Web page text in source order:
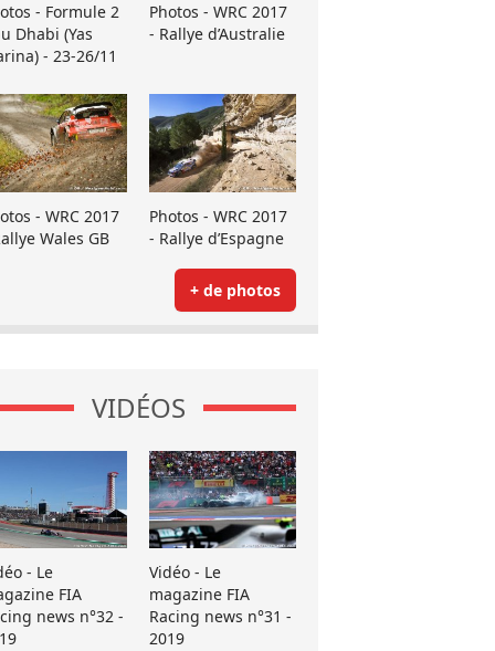
- Formule 2
Dhabi (Yas
- 23-26/11
Photos - WRC 2017
- Rallye d’Australie
- WRC 2017
Wales GB
Photos - WRC 2017
- Rallye d’Espagne
+ de photos
VIDÉOS
- Le
FIA
news n°32 -
Vidéo - Le
magazine FIA
Racing news n°31 -
2019